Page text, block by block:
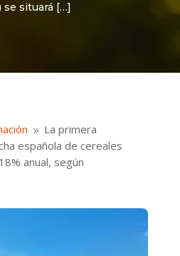
se situará […]
9 La primera
española de cereales
anual, según